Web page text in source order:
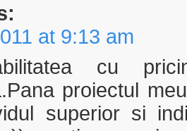
at 9:13 am
cu
proiectul
superior si